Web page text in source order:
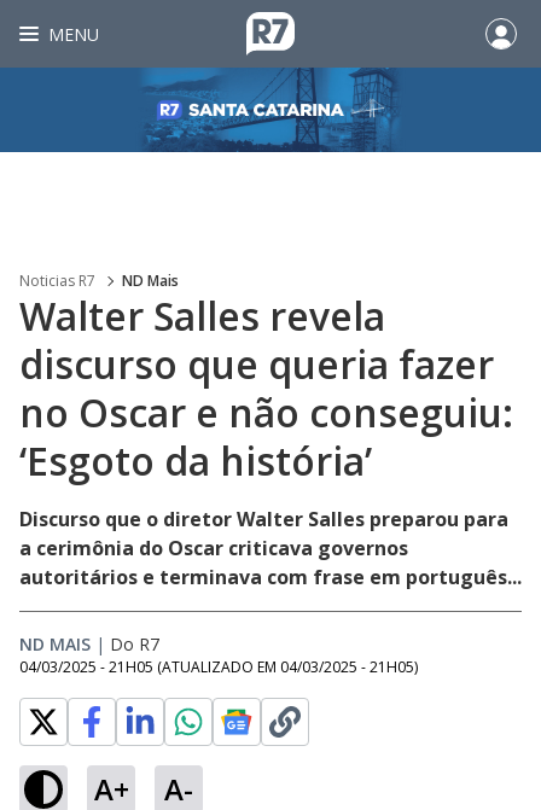
MENU
Noticias R7 ND Mais
Walter Salles revela
discurso que queria fazer
no Oscar e não conseguiu:
‘Esgoto da história’
Discurso que o diretor Walter Salles preparou para
a cerimônia do Oscar criticava governos
autoritários e terminava com frase em português...
ND MAIS | Do R7
04/03/2025 - 21H05 (ATUALIZADO EM 04/03/2025 - 21H05)
A+ A-